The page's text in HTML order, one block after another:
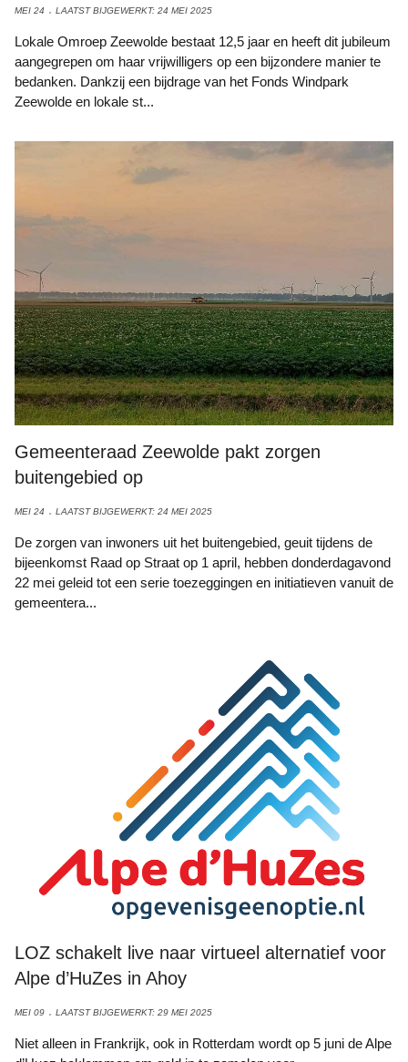
MEI 24 LAATST BIJGEWERKT: 24 MEI 2025
Lokale Omroep Zeewolde bestaat 12,5 jaar en heeft dit jubileum
aangegrepen om haar vrijwilligers op een bijzondere manier te
bedanken. Dankzij een bijdrage van het Fonds Windpark
Zeewolde en lokale st...
Gemeenteraad Zeewolde pakt zorgen
buitengebied op
MEI 24 LAATST BIJGEWERKT: 24 MEI 2025
De zorgen van inwoners uit het buitengebied, geuit tijdens de
bijeenkomst Raad op Straat op 1 april, hebben donderdagavond
22 mei geleid tot een serie toezeggingen en initiatieven vanuit de
gemeentera...
LOZ schakelt live naar virtueel alternatief voor
Alpe d’HuZes in Ahoy
MEI 09 LAATST BIJGEWERKT: 29 MEI 2025
Niet alleen in Frankrijk, ook in Rotterdam wordt op 5 juni de Alpe